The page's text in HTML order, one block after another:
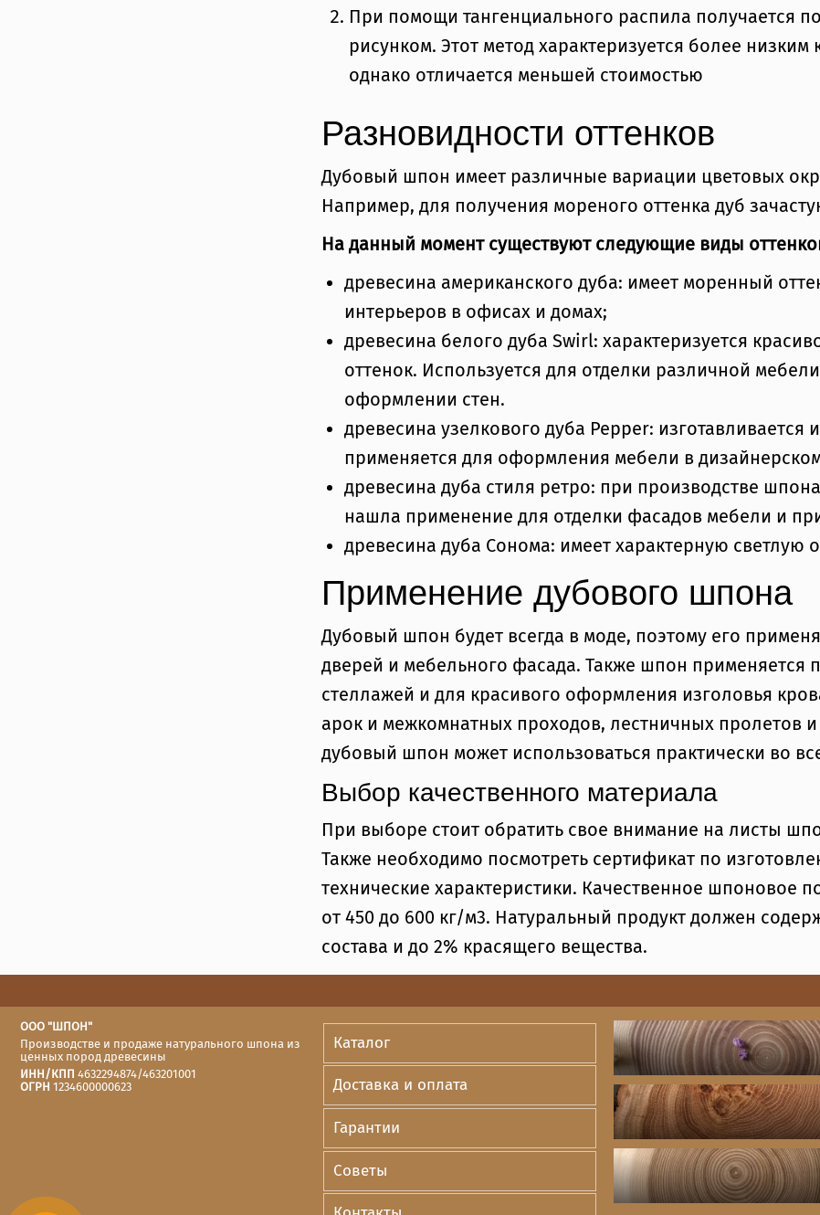
При помощи тангенциального распила получается
рисунком. Этот метод характеризуется более
однако отличается меньшей стоимостью
Разновидности оттенков
Дубовый шпон имеет различные вариации цветовых
Например, для получения мореного оттенка дуб
На данный момент существуют следующие виды
древесина американского дуба: имеет моренный
интерьеров в офисах и домах;
древесина белого дуба Swirl: характеризуется
оттенок. Используется для отделки различной
оформлении стен.
древесина узелкового дуба Pepper: изготавливается
применяется для оформления мебели в
древесина дуба стиля ретро: при производстве
нашла применение для отделки фасадов мебели и
древесина дуба Сонома: имеет характерную
Применение дубового шпона
Дубовый шпон будет всегда в моде, поэтому его
дверей и мебельного фасада. Также шпон применяется
стеллажей и для красивого оформления изголовья
арок и межкомнатных проходов, лестничных пролетов
дубовый шпон может использоваться практически во
Выбор качественного материала
При выборе стоит обратить свое внимание на листы
Также необходимо посмотреть сертификат по
технические характеристики. Качественное шпоновое
от 450 до 600 кг/м3. Натуральный продукт должен
состава и до 2% красящего вещества.
ООО "ШПОН"
Производстве и продаже натурального шпона из
ценных пород древесины
ИНН/КПП 4632294874/463201001
ОГРН 1234600000623
Каталог
Доставка и оплата
Гарантии
Cоветы